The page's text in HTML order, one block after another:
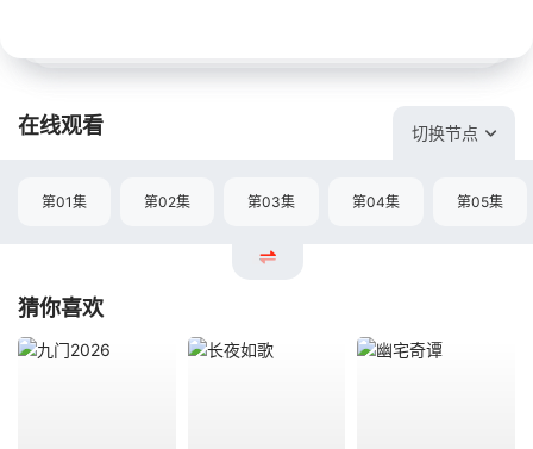
在线观看 切换节点
第01集 第02集 第03集 第04集 第05集
猜你喜欢